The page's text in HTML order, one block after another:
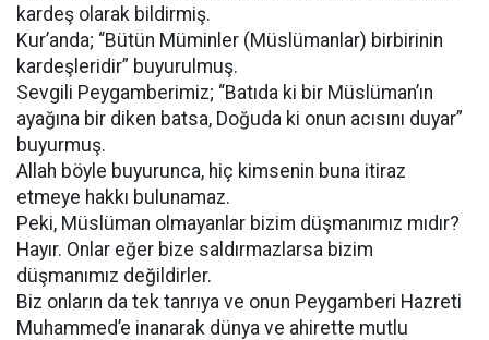
kardeş olarak bildirmiş.
Kur’anda; “Bütün Müminler (Müslümanlar) birbirinin
kardeşleridir” buyurulmuş.
Sevgili Peygamberimiz; “Batıda ki bir Müslüman’ın
ayağına bir diken batsa, Doğuda ki onun acısını duyar”
buyurmuş.
Allah böyle buyurunca, hiç kimsenin buna itiraz
etmeye hakkı bulunamaz.
Peki, Müslüman olmayanlar bizim düşmanımız mıdır?
Hayır. Onlar eğer bize saldırmazlarsa bizim
düşmanımız değildirler.
Biz onların da tek tanrıya ve onun Peygamberi Hazreti
Muhammed’e inanarak dünya ve ahirette mutlu